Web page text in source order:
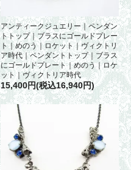
アンティークジュエリー｜ペンダン
トトップ｜ブラスにゴールドプレー
ト｜めのう｜ロケット｜ヴィクトリ
ア時代｜ペンダントトップ｜ブラス
にゴールドプレート｜めのう｜ロケ
ット｜ヴィクトリア時代
15,400円(税込16,940円)